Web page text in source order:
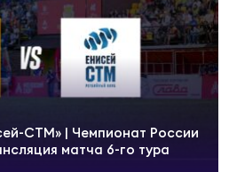
СТМ» | Чемпионат России
матча 6-го тура